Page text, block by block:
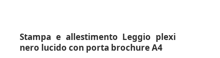
Stampa e allestimento Leggio plexi
nero lucido con porta brochure A4